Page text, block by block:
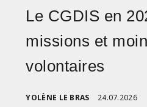
Le CGDIS en
missions et
volontaires
YOLÈNE LE BRAS 24.07.2026